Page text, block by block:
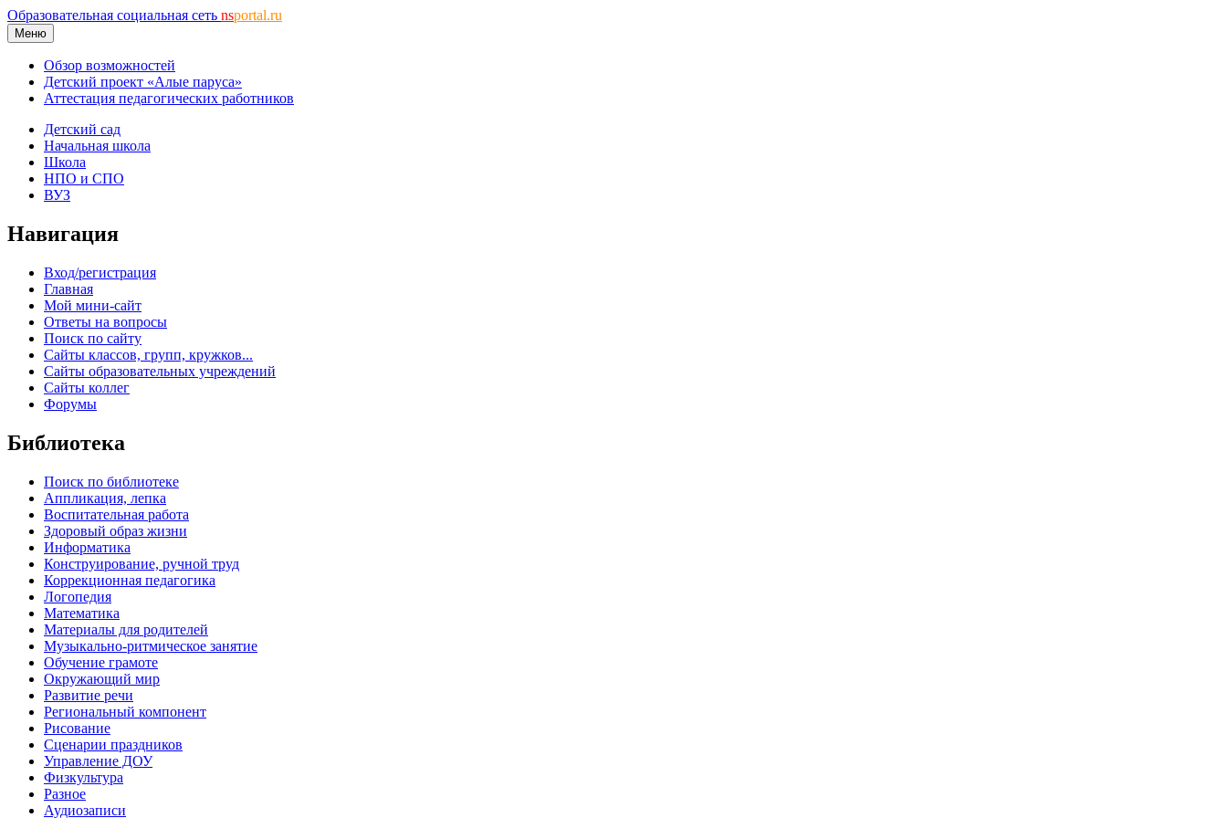
Образовательная социальная сеть nsportal.ru
Меню
Обзор возможностей
Детский проект «Алые паруса»
Аттестация педагогических работников
Детский сад
Начальная школа
Школа
НПО и СПО
ВУЗ
Навигация
Вход/регистрация
Главная
Мой мини-сайт
Ответы на вопросы
Поиск по сайту
Сайты классов, групп, кружков...
Сайты образовательных учреждений
Сайты коллег
Форумы
Библиотека
Поиск по библиотеке
Аппликация, лепка
Воспитательная работа
Здоровый образ жизни
Информатика
Конструирование, ручной труд
Коррекционная педагогика
Логопедия
Математика
Материалы для родителей
Музыкально-ритмическое занятие
Обучение грамоте
Окружающий мир
Развитие речи
Региональный компонент
Рисование
Сценарии праздников
Управление ДОУ
Физкультура
Разное
Аудиозаписи